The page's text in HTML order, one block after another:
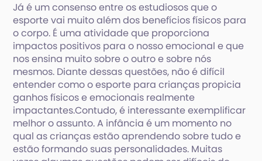
Já é um consenso entre os estudiosos que o
esporte vai muito além dos benefícios físicos para
o corpo. É uma atividade que proporciona
impactos positivos para o nosso emocional e que
nos ensina muito sobre o outro e sobre nós
mesmos. Diante dessas questões, não é difícil
entender como o esporte para crianças propicia
ganhos físicos e emocionais realmente
impactantes.Contudo, é interessante exemplificar
melhor o assunto. A infância é um momento no
qual as crianças estão aprendendo sobre tudo e
estão formando suas personalidades. Muitas